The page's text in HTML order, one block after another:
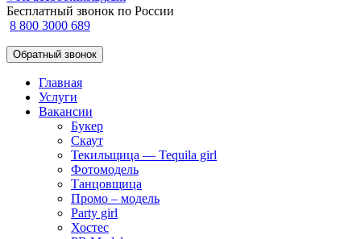
Бесплатный звонок по России
8 800 3000 689
Обратный звонок
Главная
Услуги
Вакансии
Букер
Скаут
Текильщица — Tequila girl
Фотомодель
Танцовщица
Промо – модель
Party girl
Хостес